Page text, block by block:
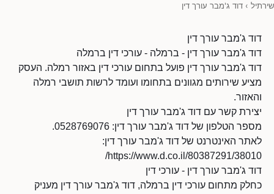
שירתיל › דוד ג'מבר עורך דין
דוד ג'מבר עורך דין
דוד ג'מבר עורך דין - ברמלה - עורכי דין ברמלה
דוד ג'מבר עורך דין פועל בתחום עורכי דין באזור רמלה. העסק
מציע שירותים מגוונים בתחומו ועומד לרשות תושבי רמלה
והאזור.
יצירת קשר עם דוד ג'מבר עורך דין
מספר הטלפון של דוד ג'מבר עורך דין: 0528769076.
לאתר האינטרנט של דוד ג'מבר עורך דין:
https://www.d.co.il/80387291/38010/
דוד ג'מבר עורך דין - עורכי דין
כחלק מתחום עורכי דין ברמלה, דוד ג'מבר עורך דין מעניק